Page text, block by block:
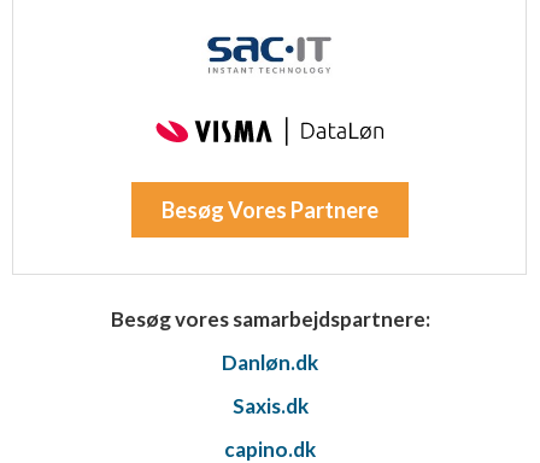
Besøg Vores Partnere
Besøg vores samarbejdspartnere:
Danløn.dk
Saxis.dk
capino.dk